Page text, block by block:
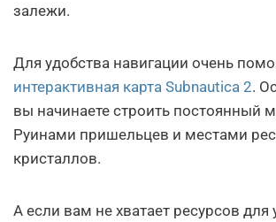
залежи.
Для удобства навигации очень
интерактивная карта Subnautica 2.
вы начинаете строить постоянный
Руинами пришельцев и местами
кристаллов.
А если вам не хватает ресурсов для